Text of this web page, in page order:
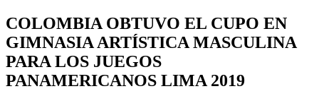
COLOMBIA OBTUVO EL CUPO EN
GIMNASIA ARTÍSTICA MASCULINA
PARA LOS JUEGOS
PANAMERICANOS LIMA 2019